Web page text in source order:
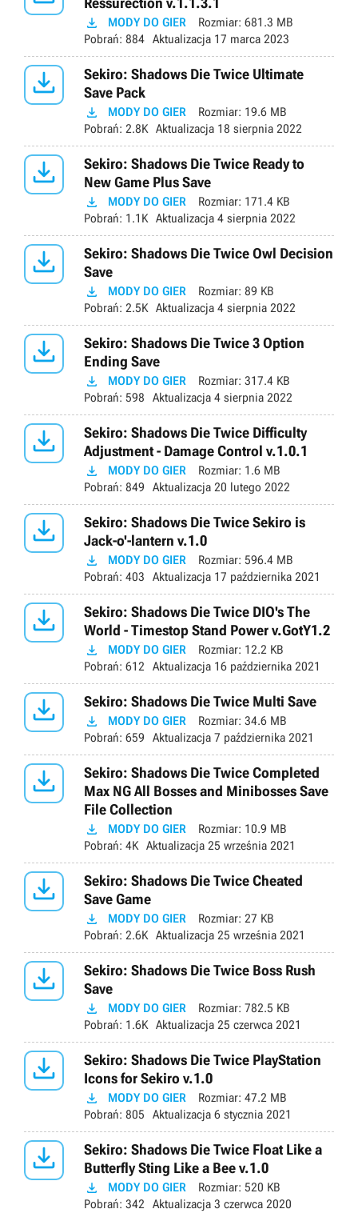
 MODY DO GIER Rozmiar: 681.3 MB
Pobrań: 884 Aktualizacja 17 marca 2023

Sekiro: Shadows Die Twice Ultimate
Save Pack
 MODY DO GIER Rozmiar: 19.6 MB
Pobrań: 2.8K Aktualizacja 18 sierpnia 2022

Sekiro: Shadows Die Twice Ready to
New Game Plus Save
 MODY DO GIER Rozmiar: 171.4 KB
Pobrań: 1.1K Aktualizacja 4 sierpnia 2022

Sekiro: Shadows Die Twice Owl Decision
Save
 MODY DO GIER Rozmiar: 89 KB
Pobrań: 2.5K Aktualizacja 4 sierpnia 2022

Sekiro: Shadows Die Twice 3 Option
Ending Save
 MODY DO GIER Rozmiar: 317.4 KB
Pobrań: 598 Aktualizacja 4 sierpnia 2022

Sekiro: Shadows Die Twice Difficulty
Adjustment - Damage Control v.1.0.1
 MODY DO GIER Rozmiar: 1.6 MB
Pobrań: 849 Aktualizacja 20 lutego 2022

Sekiro: Shadows Die Twice Sekiro is
Jack-o'-lantern v.1.0
 MODY DO GIER Rozmiar: 596.4 MB
Pobrań: 403 Aktualizacja 17 października 2021

Sekiro: Shadows Die Twice DIO's The
World - Timestop Stand Power v.GotY1.2
 MODY DO GIER Rozmiar: 12.2 KB
Pobrań: 612 Aktualizacja 16 października 2021
 Sekiro: Shadows Die Twice Multi Save
 MODY DO GIER Rozmiar: 34.6 MB
Pobrań: 659 Aktualizacja 7 października 2021

Sekiro: Shadows Die Twice Completed
Max NG All Bosses and Minibosses Save
File Collection
 MODY DO GIER Rozmiar: 10.9 MB
Pobrań: 4K Aktualizacja 25 września 2021

Sekiro: Shadows Die Twice Cheated
Save Game
 MODY DO GIER Rozmiar: 27 KB
Pobrań: 2.6K Aktualizacja 25 września 2021

Sekiro: Shadows Die Twice Boss Rush
Save
 MODY DO GIER Rozmiar: 782.5 KB
Pobrań: 1.6K Aktualizacja 25 czerwca 2021

Sekiro: Shadows Die Twice PlayStation
Icons for Sekiro v.1.0
 MODY DO GIER Rozmiar: 47.2 MB
Pobrań: 805 Aktualizacja 6 stycznia 2021

Sekiro: Shadows Die Twice Float Like a
Butterfly Sting Like a Bee v.1.0
 MODY DO GIER Rozmiar: 520 KB
Pobrań: 342 Aktualizacja 3 czerwca 2020